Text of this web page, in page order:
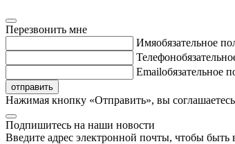
Перезвонить мне
Имяобязательное
Телефон
Emailобязательное
отправить
Нажимая кнопку «Отправить», вы
Подпишитесь на наши новости
Введите адрес электронной почты, чтобы быть